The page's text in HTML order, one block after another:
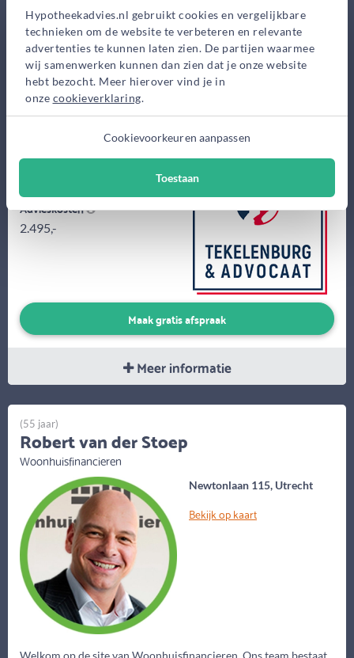
Hypotheekadvies.nl gebruikt cookies en vergelijkbare
technieken om de website te verbeteren en relevante
advertenties te kunnen laten zien. De partijen waarmee
wij samenwerken kunnen dan zien dat je onze website
hebt bezocht. Meer hierover vind je in
onze cookieverklaring.
Cookievoorkeuren aanpassen
Toestaan
Met mijn ruim 20 jaar ervaring op het gebied van financiële
dienstverlening weet ik inmiddels goed wat er allemaal komt
Eerste gesprek
Advieskosten
2.495,-
Maak gratis afspraak
Meer informatie
Newtonlaan 115, Utrecht
Bekijk op kaart
Welkom op de site van Woonhuisfinancieren. Ons team bestaat
(55 jaar)
Robert van der Stoep
Woonhuisfinancieren